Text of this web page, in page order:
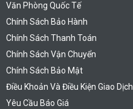
Văn Phòng Quốc Tế
Chính Sách Bảo Hành
Chính Sách Thanh Toán
Chính Sách Vận Chuyển
Chính Sách Bảo Mật
Điều Khoản Và Điều Kiện Giao Dịch
Yêu Cầu Báo Giá